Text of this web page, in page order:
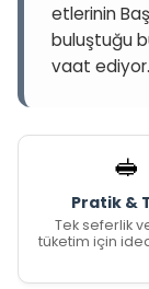
etlerinin
buluştuğu
vaat ediyor.
🥪
Pratik &
Tek seferlik
tüketim için